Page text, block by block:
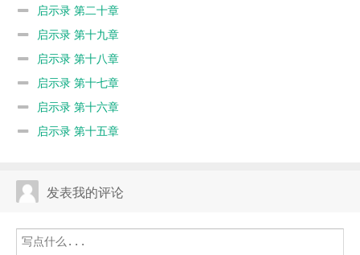
启示录 第二十章
启示录 第十九章
启示录 第十八章
启示录 第十七章
启示录 第十六章
启示录 第十五章
发表我的评论